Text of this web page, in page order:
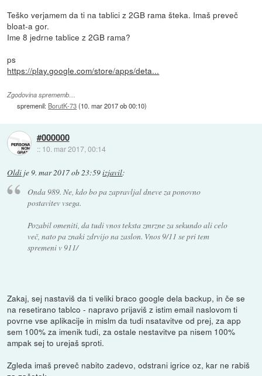
Teško verjamem da ti na tablici z 2GB rama šteka. Imaš preveč
bloat-a gor.
Ime 8 jedrne tablice z 2GB rama?
ps
https://play.google.com/store/apps/deta...
Zgodovina sprememb…
spremenil: BorutK-73(10. mar 2017 ob 00:10)
#000000
:: 10. mar 2017, 00:14
Oldi je9. mar 2017 ob 23:59izjavil:
Onda 989. Ne, kdo bo pa zapravljal dneve za ponovno
postavitev vsega.
Pozabil omeniti, da tudi vnos teksta zmrzne za sekundo ali celo
več, nato pa znaki zdrvijo na zaslon. Vnos 9/11 se pri tem
spremeni v 911/
Zakaj, sej nastaviš da ti veliki braco google dela backup, in če se
na resetirano tablco - napravo prijaviš z istim email naslovom ti
povrne vse aplikacije in mislm da tudi nsatavitve od prej, za app
sem 100% za imenik tudi, za ostale nestavitve pa nisem 100%
ampak sej to urejaš sproti.
Zgleda imaš preveč nabito zadevo, odstrani igrice oz, kar ne rabiš